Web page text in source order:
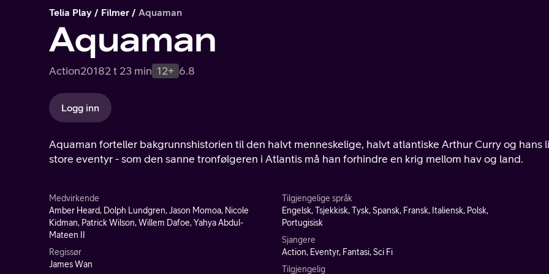
Telia Play Filmer Aquaman
Aquaman
Action20182 t 23 min 12+ 6.8
Logg inn
Aquaman forteller bakgrunnshistorien til den halvt menneskelige, halvt atlantiske Arthur Curry og hans
store eventyr - som den sanne tronfølgeren i Atlantis må han forhindre en krig mellom hav og land.
Medvirkende
Amber Heard, Dolph Lundgren, Jason Momoa, Nicole
Kidman, Patrick Wilson, Willem Dafoe, Yahya Abdul-
Mateen II
Regissør
James Wan
Tilgjengelige språk
Engelsk, Tsjekkisk, Tysk, Spansk, Fransk, Italiensk, Polsk,
Portugisisk
Sjangere
Action, Eventyr, Fantasi, Sci Fi
Tilgjengelig